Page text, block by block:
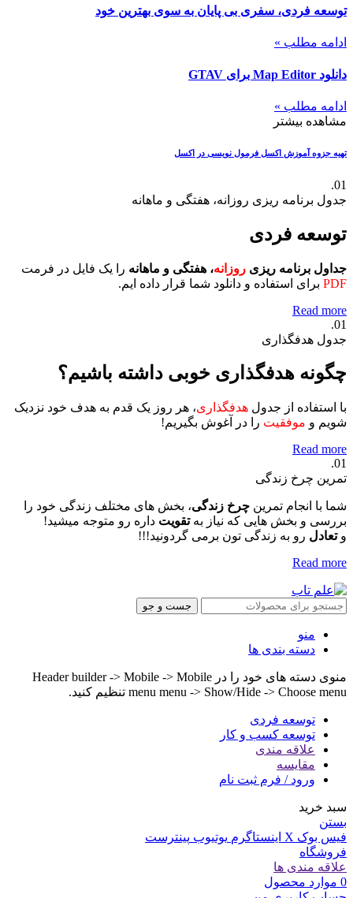
توسعه فردی، سفری بی پایان به سوی بهترین خود
ادامه مطلب »
دانلود Map Editor برای GTAV
ادامه مطلب »
مشاهده بیشتر
تهیه جزوه آموزش اکسل فرمول نویسی در اکسل
01.
جدول برنامه ریزی روزانه، هفتگی و ماهانه
توسعه فردی
جداول برنامه ریزی روزانه، هفتگی و ماهانه را یک فایل در فرمت
PDF برای استفاده و دانلود شما قرار داده ایم.
Read more
01.
جدول هدفگذاری
چگونه هدفگذاری خوبی داشته باشیم؟
با استفاده از جدول هدفگذاری، هر روز یک قدم به هدف خود نزدیک
شویم و موفقیت را در آغوش بگیریم!
Read more
01.
تمرین چرخ زندگی
شما با انجام تمرین چرخ زندگی، بخش های مختلف زندگی خود را
بررسی و بخش هایی که نیاز بهتقویت داره رو متوجه میشید!
وتعادل رو به زندگی تون برمی گردونید!!!
Read more
جست و جو
منو
دسته بندی ها
منوی دسته های خود را در Header builder -> Mobile -> Mobile
menu menu -> Show/Hide -> Choose menu تنظیم کنید.
توسعه فردی
توسعه کسب و کار
علاقه مندی
مقایسه
ورود / فرم ثبت نام
سبد خرید
بستن
فیس بوک X اینستاگرم یوتیوب پینترست
فروشگاه
علاقه مندی ها
0 موارد محصول